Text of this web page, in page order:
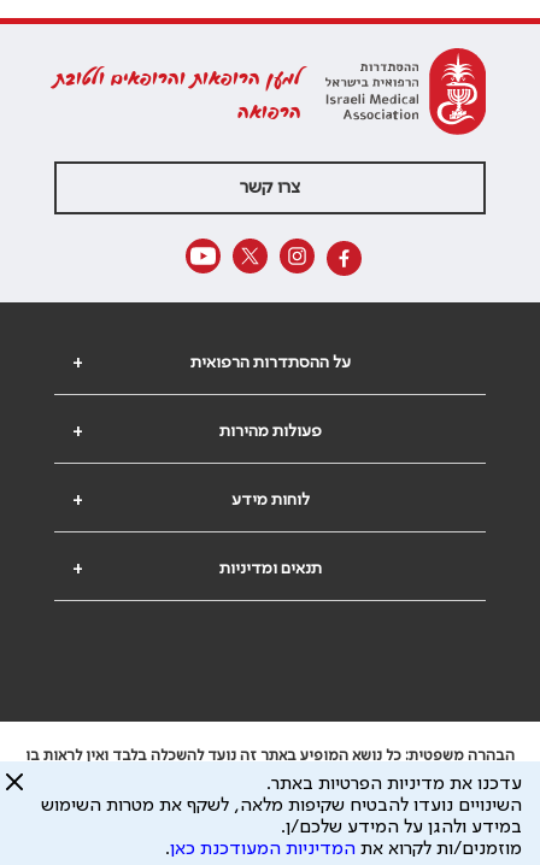
למען הרופאות והרופאים ולטובת
הרפואה
צרו קשר
+ על ההסתדרות הרפואית
+ פעולות מהירות
+ לוחות מידע
+ תנאים ומדיניות
הבהרה משפטית: כל נושא המופיע באתר זה נועד להשכלה בלבד ואין לראות בו
ייעוץ רפואי או משפטי. אין הר"י אחראית לתוכן המתפרסם באתר זה ולכל נזק
שעלול להיגרם.
ידוע לי שהר"י אוספת ושומרת מידע אישי לצורך מתן השרות וכי חלק ממנו עשוי
להיות מועבר לצדדים שלישיים, הכל בכפוף למדיניות הפרטיות
עדכנו את מדיניות הפרטיות באתר.
השינויים נועדו להבטיח שקיפות מלאה, לשקף את מטרות השימוש
במידע ולהגן על המידע שלכם/ן.
מוזמנים/ות לקרוא את המדיניות המעודכנת כאן.